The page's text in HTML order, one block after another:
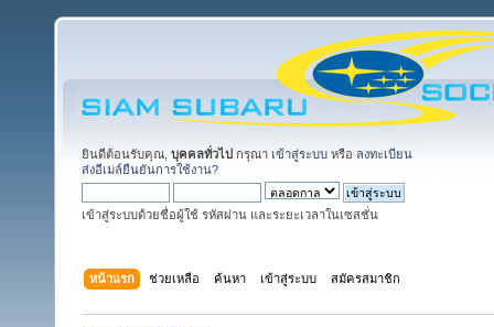
ยินดีต้อนรับคุณ, บุคคลทั่วไป กรุณา เข้าสู่ระบบ หรือ ลงทะเบียน
ส่งอีเมล์ยืนยันการใช้งาน?
เข้าสู่ระบบด้วยชื่อผู้ใช้ รหัสผ่าน และระยะเวลาในเซสชั่น
หน้าแรก ช่วยเหลือ ค้นหา เข้าสู่ระบบ สมัครสมาชิก